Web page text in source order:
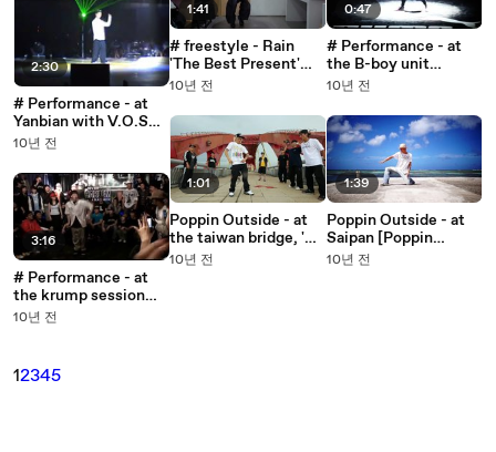
2:30
# Performance - at
Yanbian with V.O.S
'보고싶은날엔'
핀현준]
10년 전
3:16
# Performance - at
the krump session
[Poppin Hyunjoon 팝
10년 전
1:41
# freestyle - Rain
'The Best Present'
Solo [Poppin
10년 전
1:01
Poppin Outside - at
the taiwan bridge, '北
淃觀光大橋' [Poppin
10년 전
0:47
# Performance - at
the B-boy unit
[Poppin Hyunjoon 팝
10년 전
1:39
Poppin Outside - at
Saipan [Poppin
Hyunjoon 팝핀현준]
10년 전
12345